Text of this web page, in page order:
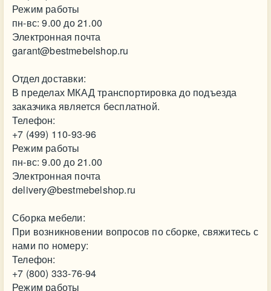
Режим работы
пн-вс: 9.00 до 21.00
Электронная почта
garant@bestmebelshop.ru
Отдел доставки:
В пределах МКАД транспортировка до подъезда
заказчика является бесплатной.
Телефон:
+7 (499) 110-93-96
Режим работы
пн-вс: 9.00 до 21.00
Электронная почта
delivery@bestmebelshop.ru
Сборка мебели:
При возникновении вопросов по сборке, свяжитесь с
нами по номеру:
Телефон:
+7 (800) 333-76-94
Режим работы